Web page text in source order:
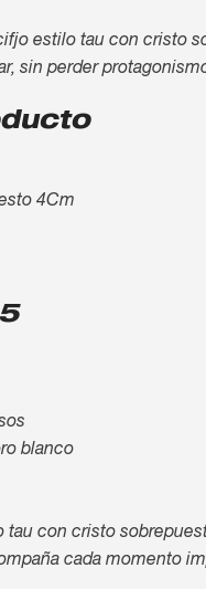
estilo tau con cristo
sin perder
4Cm
blanco
con cristo
cada momento